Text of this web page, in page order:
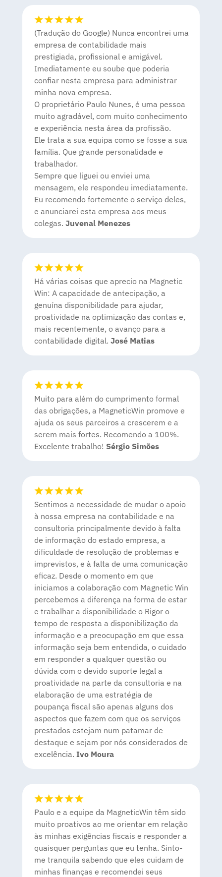
(Tradução do Google) Nunca encontrei uma
empresa de contabilidade mais
prestigiada, profissional e amigável.
Imediatamente eu soube que poderia
confiar nesta empresa para administrar
minha nova empresa.
O proprietário Paulo Nunes, é uma pessoa
muito agradável, com muito conhecimento
e experiência nesta área da profissão.
Ele trata a sua equipa como se fosse a sua
família. Que grande personalidade e
trabalhador.
Sempre que liguei ou enviei uma
mensagem, ele respondeu imediatamente.
Eu recomendo fortemente o serviço deles,
e anunciarei esta empresa aos meus
colegas. Juvenal Menezes
Há várias coisas que aprecio na Magnetic
Win: A capacidade de antecipação, a
genuína disponibilidade para ajudar,
proatividade na optimização das contas e,
mais recentemente, o avanço para a
contabilidade digital. José Matias
Muito para além do cumprimento formal
das obrigações, a MagneticWin promove e
ajuda os seus parceiros a crescerem e a
serem mais fortes. Recomendo a 100%.
Excelente trabalho! Sérgio Simões
Sentimos a necessidade de mudar o apoio
à nossa empresa na contabilidade e na
consultoria principalmente devido à falta
de informação do estado empresa, a
dificuldade de resolução de problemas e
imprevistos, e à falta de uma comunicação
eficaz. Desde o momento em que
iniciamos a colaboração com Magnetic Win
percebemos a diferença na forma de estar
e trabalhar a disponibilidade o Rigor o
tempo de resposta a disponibilização da
informação e a preocupação em que essa
informação seja bem entendida, o cuidado
em responder a qualquer questão ou
dúvida com o devido suporte legal a
proatividade na parte da consultoria e na
elaboração de uma estratégia de
poupança fiscal são apenas alguns dos
aspectos que fazem com que os serviços
prestados estejam num patamar de
destaque e sejam por nós considerados de
excelência. Ivo Moura
Paulo e a equipe da MagneticWin têm sido
muito proativos ao me orientar em relação
às minhas exigências fiscais e responder a
quaisquer perguntas que eu tenha. Sinto-
me tranquila sabendo que eles cuidam de
minhas finanças e recomendei seus